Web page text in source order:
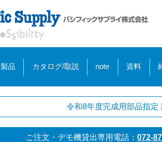
製品 カタログ/取説 note 資料
令和8年度完成用部品指定
ご注文・デモ機貸出専用電話： 072-